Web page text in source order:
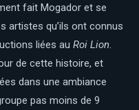
fait Mogador et se
artistes qu’ils ont connus
liées au Roi Lion.
de cette histoire, et
dans une ambiance
pas moins de 9